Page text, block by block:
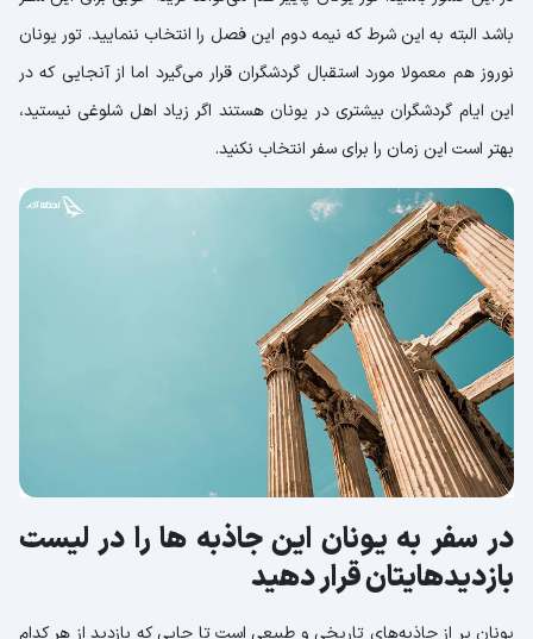
باشد البته به این شرط که نیمه دوم این فصل را انتخاب ننمایید. تور یونان
نوروز هم معمولا مورد استقبال گردشگران قرار می‌گیرد اما از آنجایی که در
این ایام گردشگران بیشتری در یونان هستند اگر زیاد اهل شلوغی نیستید،
بهتر است این زمان را برای سفر انتخاب نکنید.
در سفر به یونان این جاذبه ها را در لیست
بازدیدهایتان قرار دهید
یونان پر از جاذبه‌های تاریخی و طبیعی است تا جایی که بازدید از هر کدام